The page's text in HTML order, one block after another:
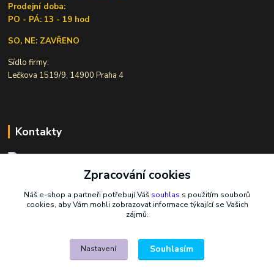
Prodejní doba:
PO - PÁ: 13 - 19 hod
SO, NE: ZAVŘENO
Sídlo firmy:
Lečkova 1519/9, 14900 Praha 4
Kontakty
Ivana Šiková
+420 607 146 238
Po-Pá, 8-18 hod.
Zpracování cookies
Náš e-shop a partneři potřebují Váš souhlas s použitím souborů
cookies, aby Vám mohli zobrazovat informace týkající se Vašich
zájmů.
Nastavení Souhlasím